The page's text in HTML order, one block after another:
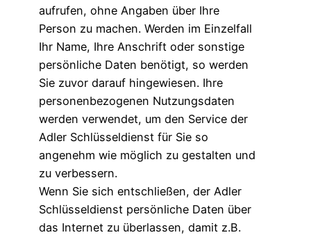
aufrufen, ohne Angaben über Ihre
Person zu machen. Werden im Einzelfall
Ihr Name, Ihre Anschrift oder sonstige
persönliche Daten benötigt, so werden
Sie zuvor darauf hingewiesen. Ihre
personenbezogenen Nutzungsdaten
werden verwendet, um den Service der
Adler Schlüsseldienst für Sie so
angenehm wie möglich zu gestalten und
zu verbessern.
Wenn Sie sich entschließen, der Adler
Schlüsseldienst persönliche Daten über
das Internet zu überlassen, damit z.B.